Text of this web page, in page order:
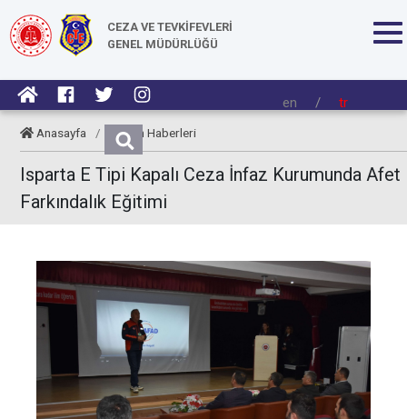
CEZA VE TEVKİFEVLERİ
GENEL MÜDÜRLÜĞÜ
en / tr
Anasayfa / Kurum Haberleri
Isparta E Tipi Kapalı Ceza İnfaz Kurumunda Afet
Farkındalık Eğitimi